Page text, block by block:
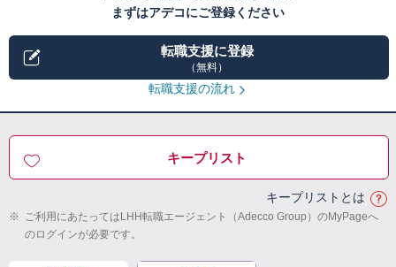
まずはアデコにご登録ください
転職支援に登録
（無料）
転職支援の流れ
キープリスト
キープリストとは
※ ご利用にあたってはLHH転職エージェント（Adecco Group）のMyPageへ
のログインが必要です。